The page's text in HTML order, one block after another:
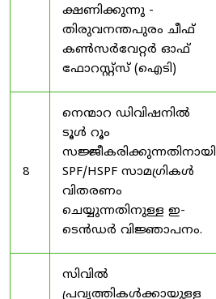
ക്ഷണിക്കുന്നു -
തിരുവനന്തപുരം ചീഫ്
കൺസർവേറ്റർ ഓഫ്
ഫോറസ്റ്റ്സ് (ഐടി)
8
നെന്മാറ ഡിവിഷനിൽ
ടൂൾ റൂം
സജ്ജീകരിക്കുന്നതിനായി
SPF/HSPF സാമഗ്രികൾ
വിതരണം
ചെയ്യുന്നതിനുള്ള ഇ-
ടെൻഡർ വിജ്ഞാപനം.
സിവിൽ
പ്രവൃത്തികൾക്കായുള്ള